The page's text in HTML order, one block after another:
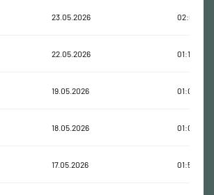
23.05.2026 02:07:18
22.05.2026 01:10:08
19.05.2026 01:04:21
18.05.2026 01:00:35
17.05.2026 01:50:08